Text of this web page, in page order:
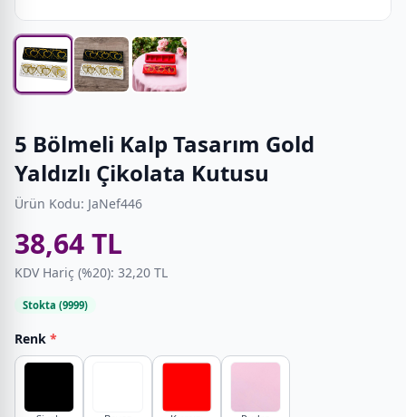
5 Bölmeli Kalp Tasarım Gold
Yaldızlı Çikolata Kutusu
Ürün Kodu: JaNef446
38,64 TL
KDV Hariç (%20): 32,20 TL
Stokta (9999)
Renk *